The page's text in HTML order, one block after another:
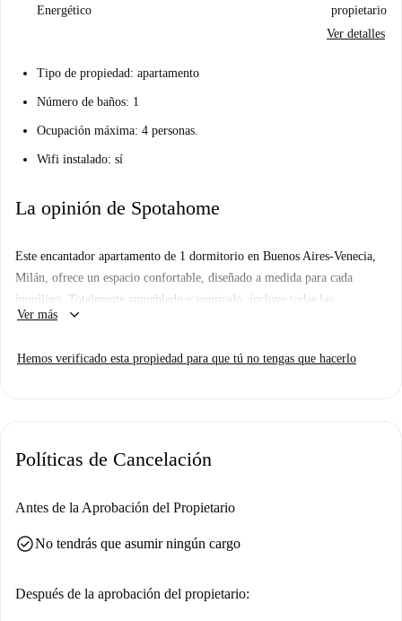
Energético
propietario
Ver detalles
Tipo de propiedad: apartamento
Número de baños: 1
Ocupación máxima: 4 personas.
Wifi instalado: sí
La opinión de Spotahome
Este encantador apartamento de 1 dormitorio en Buenos Aires-Venecia,
Milán, ofrece un espacio confortable, diseñado a medida para cada
inquilino. Totalmente amueblado y equipado, incluye todas las
comodidades necesarias, como TV, lavavajillas, horno y ropa de cama.
de limpieza periódica disponible por un cargo adicional. Revisado
variedad de restaurantes cerca, como el Ristorante Pizzeria Il Veliero en
culinarias y lugares de interés cultural, con el Politécnico Milano 1863 y
comodidad y el vibrante estilo de vida de Milán desde esta excelente
Ver más keyboard_arrow_down
Hemos verificado esta propiedad para que tú no tengas que hacerlo
Políticas de Cancelación
Antes de la Aprobación del Propietario
check_circleNo tendrás que asumir ningún cargo
Después de la aprobación del propietario: